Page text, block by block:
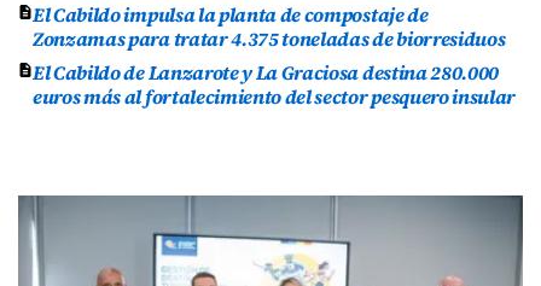
El Cabildo impulsa la planta de compostaje de
Zonzamas para tratar 4.375 toneladas de biorresiduos
El Cabildo de Lanzarote y La Graciosa destina 280.000
euros más al fortalecimiento del sector pesquero insular